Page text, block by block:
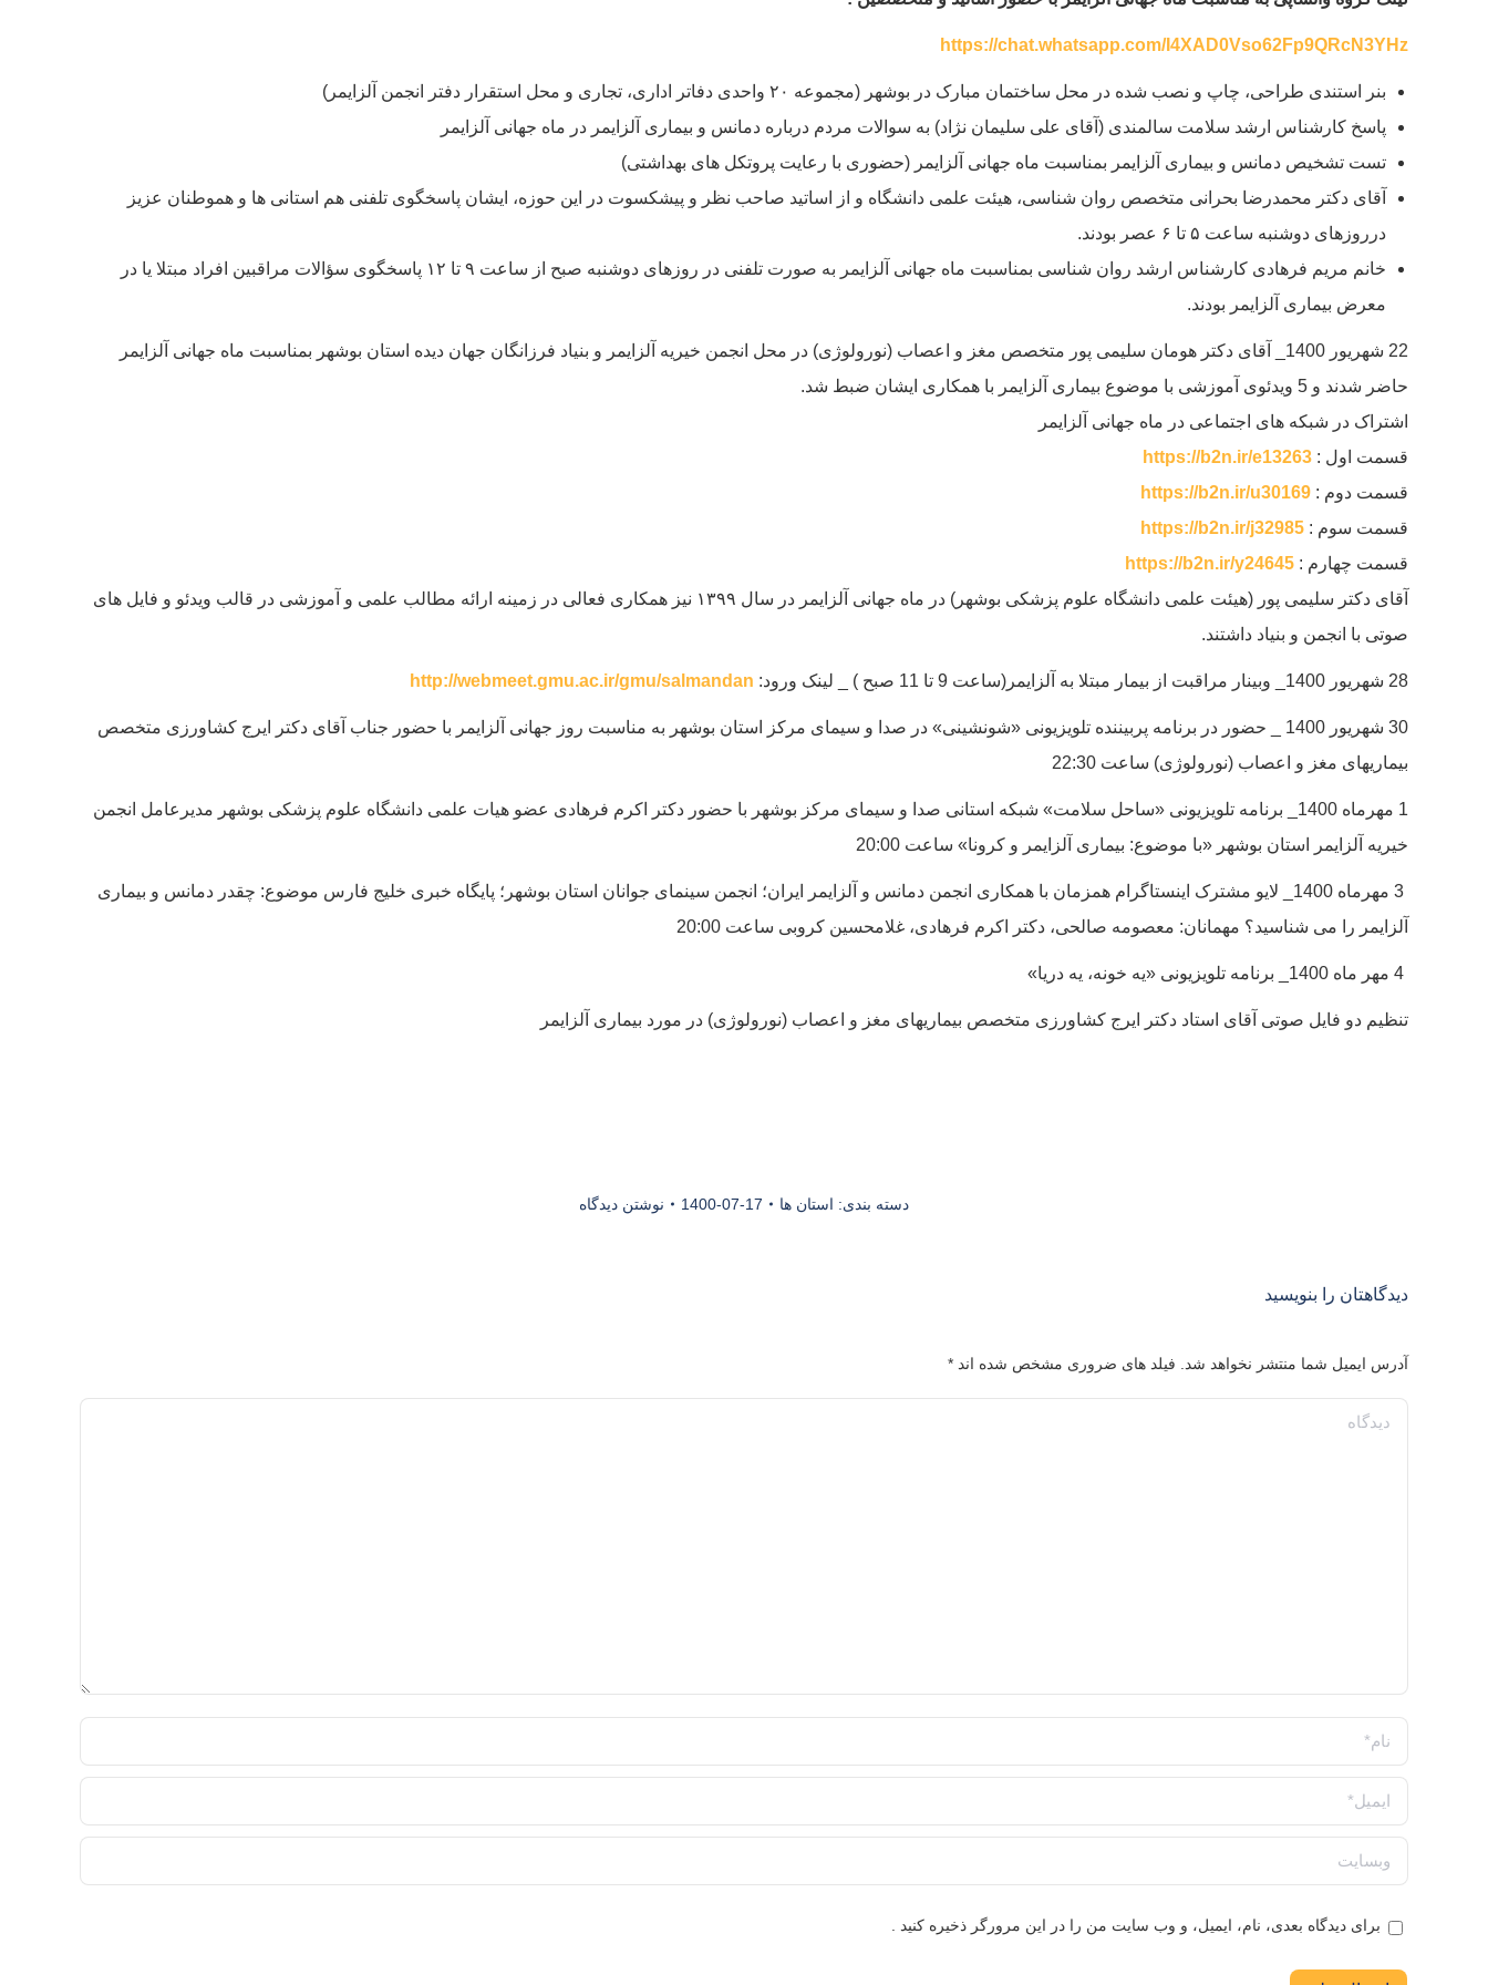
https://chat.whatsapp.com/I4XAD0Vso62Fp9QRcN3YHz
بنر استندی طراحی، چاپ و نصب شده در محل ساختمان مبارک در بوشهر (مجموعه ۲۰ واحدی دفاتر اداری، تجاری و محل استقرار دفتر انجمن آلزایمر)
پاسخ کارشناس ارشد سلامت سالمندی (آقای علی سلیمان نژاد) به سوالات مردم درباره دمانس و بیماری آلزایمر در ماه جهانی آلزایمر
تست تشخیص دمانس و بیماری آلزایمر بمناسبت ماه جهانی آلزایمر (حضوری با رعایت پروتکل های بهداشتی)
آقای دکتر محمدرضا بحرانی متخصص روان شناسی، هیئت علمی دانشگاه و از اساتید صاحب نظر و پیشکسوت در این حوزه، ایشان پاسخگوی تلفنی هم استانی ها و هموطنان عزیز
درروزهای دوشنبه ساعت ۵ تا ۶ عصر بودند.
خانم مریم فرهادی کارشناس ارشد روان شناسی بمناسبت ماه جهانی آلزایمر به صورت تلفنی در روزهای دوشنبه صبح از ساعت ۹ تا ۱۲ پاسخگوی سؤالات مراقبین افراد مبتلا یا در
معرض بیماری آلزایمر بودند.
22 شهریور 1400_ آقای دکتر هومان سلیمی پور متخصص مغز و اعصاب (نورولوژی) در محل انجمن خیریه آلزایمر و بنیاد فرزانگان جهان دیده استان بوشهر بمناسبت ماه جهانی آلزایمر
حاضر شدند و 5 ویدئوی آموزشی با موضوع بیماری آلزایمر با همکاری ایشان ضبط شد.
اشتراک در شبکه های اجتماعی در ماه جهانی آلزایمر
قسمت اول : https://b2n.ir/e13263
قسمت دوم : https://b2n.ir/u30169
قسمت سوم : https://b2n.ir/j32985
قسمت چهارم : https://b2n.ir/y24645
آقای دکتر سلیمی پور (هیئت علمی دانشگاه علوم پزشکی بوشهر) در ماه جهانی آلزایمر در سال ۱۳۹۹ نیز همکاری فعالی در زمینه ارائه مطالب علمی و آموزشی در قالب ویدئو و فایل های
صوتی با انجمن و بنیاد داشتند.
28 شهریور 1400_ وبینار مراقبت از بیمار مبتلا به آلزایمر(ساعت 9 تا 11 صبح ) _ لینک ورود: http://webmeet.gmu.ac.ir/gmu/salmandan
30 شهریور 1400 _ حضور در برنامه پربیننده تلویزیونی «شونشینی» در صدا و سیمای مرکز استان بوشهر به مناسبت روز جهانی آلزایمر با حضور جناب آقای دکتر ایرج کشاورزی متخصص
بیماریهای مغز و اعصاب (نورولوژی) ساعت 22:30
1 مهرماه 1400_ برنامه تلویزیونی «ساحل سلامت» شبکه استانی صدا و سیمای مرکز بوشهر با حضور دکتر اکرم فرهادی عضو هیات علمی دانشگاه علوم پزشکی بوشهر مدیرعامل انجمن
خیریه آلزایمر استان بوشهر «با موضوع: بیماری آلزایمر و کرونا» ساعت 20:00
3 مهرماه 1400_ لایو مشترک اینستاگرام همزمان با همکاری انجمن دمانس و آلزایمر ایران؛ انجمن سینمای جوانان استان بوشهر؛ پایگاه خبری خلیج فارس موضوع: چقدر دمانس و بیماری
آلزایمر را می شناسید؟ مهمانان: معصومه صالحی، دکتر اکرم فرهادی، غلامحسین کروبی ساعت 20:00
تنظیم دو فایل صوتی آقای استاد دکتر ایرج کشاورزی متخصص بیماریهای مغز و اعصاب (نورولوژی) در مورد بیماری آلزایمر
دسته بندی: استان ها 1400-07-17 نوشتن دیدگاه
دیدگاهتان را بنویسید
آدرس ایمیل شما منتشر نخواهد شد. فیلد های ضروری مشخص شده اند *
دیدگاه
نام *
ایمیل *
وبسایت
برای دیدگاه بعدی، نام، ایمیل، و وب سایت من را در این مرورگر ذخیره کنید .